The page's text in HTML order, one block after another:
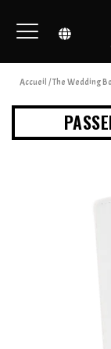
Accueil /The Wedding